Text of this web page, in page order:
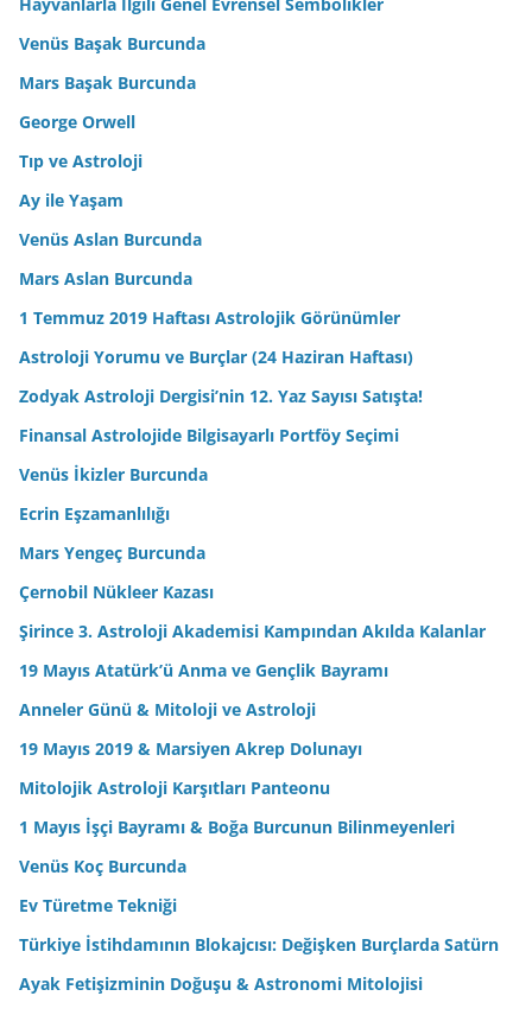
Venüs Başak Burcunda
Mars Başak Burcunda
George Orwell
Tıp ve Astroloji
Ay ile Yaşam
Venüs Aslan Burcunda
Mars Aslan Burcunda
1 Temmuz 2019 Haftası Astrolojik Görünümler
Astroloji Yorumu ve Burçlar (24 Haziran Haftası)
Zodyak Astroloji Dergisi’nin 12. Yaz Sayısı Satışta!
Finansal Astrolojide Bilgisayarlı Portföy Seçimi
Venüs İkizler Burcunda
Ecrin Eşzamanlılığı
Mars Yengeç Burcunda
Çernobil Nükleer Kazası
Şirince 3. Astroloji Akademisi Kampından Akılda Kalanlar
19 Mayıs Atatürk’ü Anma ve Gençlik Bayramı
Anneler Günü & Mitoloji ve Astroloji
19 Mayıs 2019 & Marsiyen Akrep Dolunayı
Mitolojik Astroloji Karşıtları Panteonu
1 Mayıs İşçi Bayramı & Boğa Burcunun Bilinmeyenleri
Venüs Koç Burcunda
Ev Türetme Tekniği
Türkiye İstihdamının Blokajcısı: Değişken Burçlarda Satürn
Ayak Fetişizminin Doğuşu & Astronomi Mitolojisi